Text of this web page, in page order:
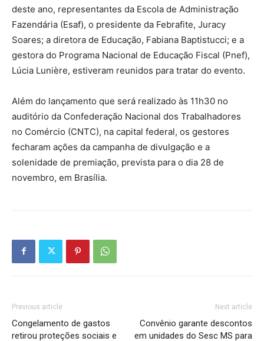
deste ano, representantes da Escola de Administração
Fazendária (Esaf), o presidente da Febrafite, Juracy
Soares; a diretora de Educação, Fabiana Baptistucci; e a
gestora do Programa Nacional de Educação Fiscal (Pnef),
Lúcia Lunière, estiveram reunidos para tratar do evento.
Além do lançamento que será realizado às 11h30 no
auditório da Confederação Nacional dos Trabalhadores
no Comércio (CNTC), na capital federal, os gestores
fecharam ações da campanha de divulgação e a
solenidade de premiação, prevista para o dia 28 de
novembro, em Brasília.
Previous article
Congelamento de gastos
retirou proteções sociais e
Next article
Convênio garante descontos
em unidades do Sesc MS para